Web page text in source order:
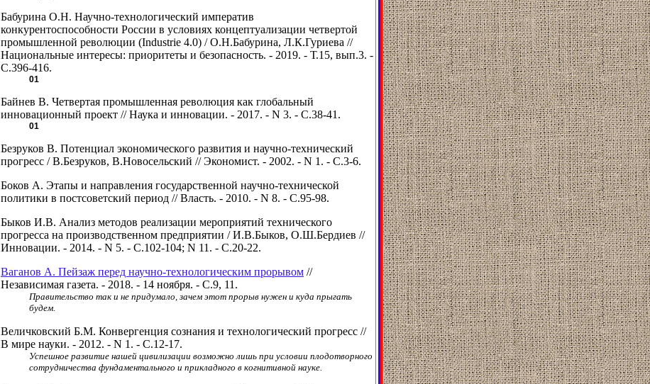
Бабурина О.Н. Научно-технологический императив
конкурентоспособности России в условиях концептуализации четвертой
промышленной революции (Industrie 4.0) / О.Н.Бабурина, Л.К.Гуриева //
Национальные интересы: приоритеты и безопасность. - 2019. - Т.15, вып.3. -
С.396-416.
01
Байнев В. Четвертая промышленная революция как глобальный
инновационный проект // Наука и инновации. - 2017. - N 3. - С.38-41.
01
Безруков В. Потенциал экономического развития и научно-технический
прогресс / В.Безруков, В.Новосельский // Экономист. - 2002. - N 1. - С.3-6.
Боков А. Этапы и направления государственной научно-технической
политики в постсоветский период // Власть. - 2010. - N 8. - С.95-98.
Быков И.В. Анализ методов реализации мероприятий технического
прогресса на производственном предприятии / И.В.Быков, О.Ш.Бердиев //
Инновации. - 2014. - N 5. - С.102-104; N 11. - С.20-22.
Ваганов А. Пейзаж перед научно-технологическим прорывом //
Независимая газета. - 2018. - 14 ноября. - С.9, 11.
Правительство так и не придумало, зачем этот прорыв нужен и куда прыгать
будем.
Величковский Б.М. Конвергенция сознания и технологический прогресс //
В мире науки. - 2012. - N 1. - С.12-17.
Успешное развитие нашей цивилизации возможно лишь при условии плодотворного
сотрудничества фундаментального и прикладного в когнитивной науке.